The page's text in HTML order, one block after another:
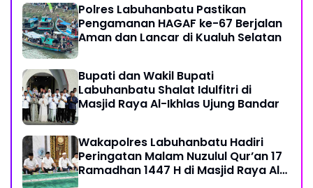
Polres Labuhanbatu Pastikan
Pengamanan HAGAF ke-67 Berjalan
Aman dan Lancar di Kualuh Selatan
Bupati dan Wakil Bupati
Labuhanbatu Shalat Idulfitri di
Masjid Raya Al-Ikhlas Ujung Bandar
Wakapolres Labuhanbatu Hadiri
Peringatan Malam Nuzulul Qur’an 17
Ramadhan 1447 H di Masjid Raya Al-